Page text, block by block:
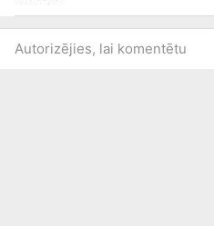
Autorizējies, lai komentētu